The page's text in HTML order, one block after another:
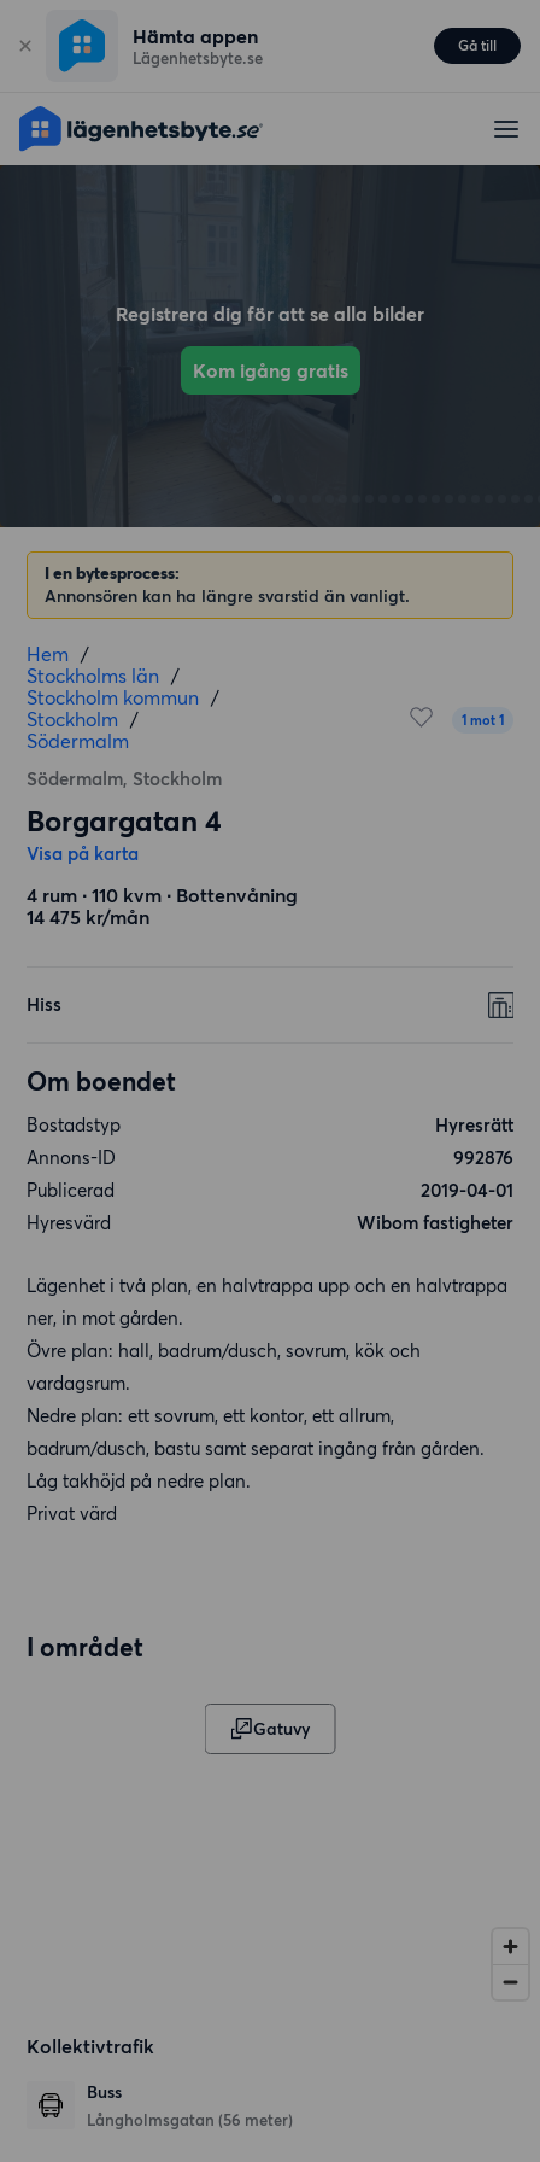
Hämta appen
Lägenhetsbyte.se
Gå till
Registrera dig för att se alla bilder
Kom igång gratis
I en bytesprocess:
Annonsören kan ha längre svarstid än vanligt.
Hem /
Stockholms län /
Stockholm kommun /
Stockholm /
Södermalm
Södermalm, Stockholm
1 mot 1
Borgargatan 4
Visa på karta
4 rum ∙ 110 kvm ∙ Bottenvåning
14 475 kr/mån
Hiss
Om boendet
Bostadstyp
Hyresrätt
Annons-ID
992876
Publicerad
2019-04-01
Hyresvärd
Wibom fastigheter
Lägenhet i två plan, en halvtrappa upp och en halvtrappa
ner, in mot gården.
Övre plan: hall, badrum/dusch, sovrum, kök och
vardagsrum.
Nedre plan: ett sovrum, ett kontor, ett allrum,
badrum/dusch, bastu samt separat ingång från gården.
Låg takhöjd på nedre plan.
Privat värd
I området
Gatuvy
Kollektivtrafik
Buss
Långholmsgatan (56 meter)